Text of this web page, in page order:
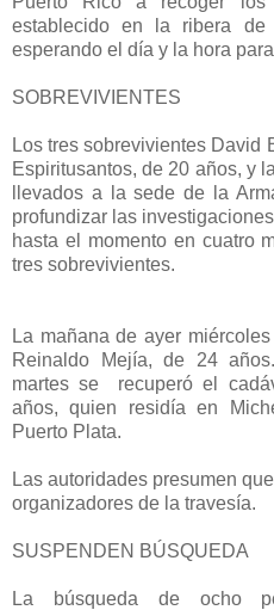
establecido en la ribera de
esperando el día y la hora
SOBREVIVIENTES
Los tres sobrevivientes David
Espiritusantos, de 20 años, y
llevados a la sede de la
profundizar las
hasta el momento en cuatro
tres sobrevivientes.
La mañana de ayer
Reinaldo Mejía, de 24
martes se recuperó el
años, quien residía en
Puerto Plata.
Las autoridades presumen
organizadores de la travesía.
SUSPENDEN BÚSQUEDA
La búsqueda de ocho